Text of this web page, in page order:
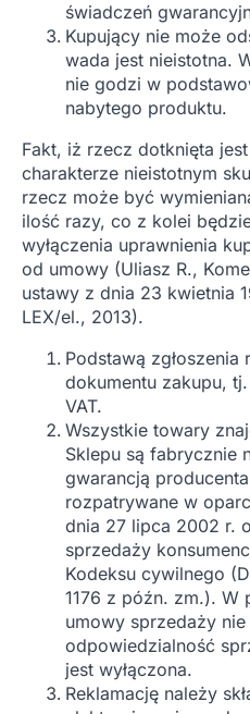
świadczeń
Kupujący nie może
wada jest nieistotna.
nie godzi w
nabytego produktu.
Fakt, iż rzecz dotknięta
charakterze nieistotnym
rzecz może być
ilość razy, co z kolei
wyłączenia uprawnienia
od umowy (Uliasz R.,
ustawy z dnia 23 kwietnia
LEX/el., 2013).
Podstawą
dokumentu zakupu,
VAT.
Wszystkie towary
Sklepu są fabrycznie
gwarancją
rozpatrywane w
dnia 27 lipca 2002 r.
sprzedaży
Kodeksu cywilnego
1176 z późn. zm.). W
umowy sprzedaży
odpowiedzialność
jest wyłączona.
Reklamację należy